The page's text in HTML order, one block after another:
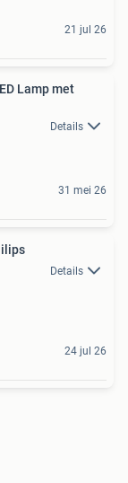
21 jul 26
Lamp met
Details
31 mei 26
Details
24 jul 26